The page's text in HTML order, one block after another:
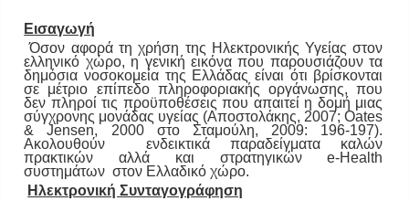
Εισαγωγή
Όσον αφορά τη χρήση της Ηλεκτρονικής Υγείας στον
ελληνικό χώρο, η γενική εικόνα που παρουσιάζουν τα
δημόσια νοσοκομεία της Ελλάδας είναι ότι βρίσκονται
σε μέτριο επίπεδο πληροφοριακής οργάνωσης, που
δεν πληροί τις προϋποθέσεις που απαιτεί η δομή μιας
σύγχρονης μονάδας υγείας (Αποστολάκης, 2007; Oates
& Jensen, 2000 στο Σταμούλη, 2009: 196-197).
Ακολουθούν ενδεικτικά παραδείγματα καλών
πρακτικών αλλά και στρατηγικών e-Health
συστημάτων στον Ελλαδικό χώρο.
Ηλεκτρονική Συνταγογράφηση